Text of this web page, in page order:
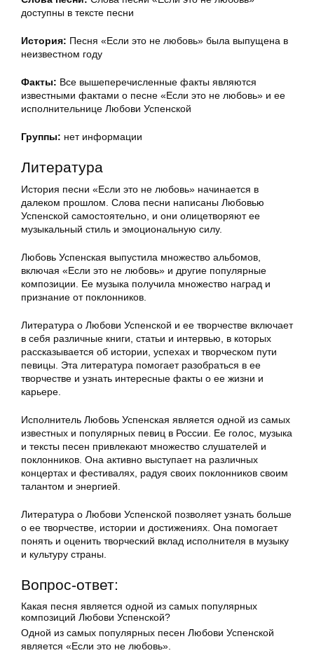
доступны в тексте песни
История: Песня «Если это не любовь» была выпущена в
неизвестном году
Факты: Все вышеперечисленные факты являются
известными фактами о песне «Если это не любовь» и ее
исполнительнице Любови Успенской
Группы: нет информации
Литература
История песни «Если это не любовь» начинается в
далеком прошлом. Слова песни написаны Любовью
Успенской самостоятельно, и они олицетворяют ее
музыкальный стиль и эмоциональную силу.
Любовь Успенская выпустила множество альбомов,
включая «Если это не любовь» и другие популярные
композиции. Ее музыка получила множество наград и
признание от поклонников.
Литература о Любови Успенской и ее творчестве включает
в себя различные книги, статьи и интервью, в которых
рассказывается об истории, успехах и творческом пути
певицы. Эта литература помогает разобраться в ее
творчестве и узнать интересные факты о ее жизни и
карьере.
Исполнитель Любовь Успенская является одной из самых
известных и популярных певиц в России. Ее голос, музыка
и тексты песен привлекают множество слушателей и
поклонников. Она активно выступает на различных
концертах и фестивалях, радуя своих поклонников своим
талантом и энергией.
Литература о Любови Успенской позволяет узнать больше
о ее творчестве, истории и достижениях. Она помогает
понять и оценить творческий вклад исполнителя в музыку
и культуру страны.
Вопрос-ответ:
Какая песня является одной из самых популярных
композиций Любови Успенской?
Одной из самых популярных песен Любови Успенской
является «Если это не любовь».